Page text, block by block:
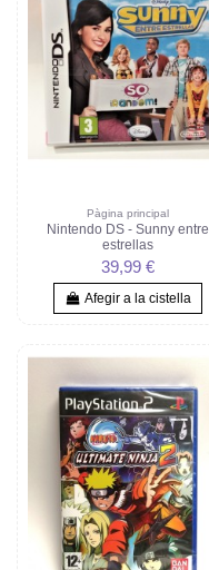
Pàgina principal
Nintendo DS - Sunny entre
estrellas
39,99 €
Afegir a la cistella